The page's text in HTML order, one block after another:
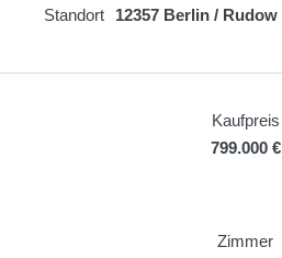
Standort 12357 Berlin / Rudow
Kaufpreis
799.000 €
Zimmer